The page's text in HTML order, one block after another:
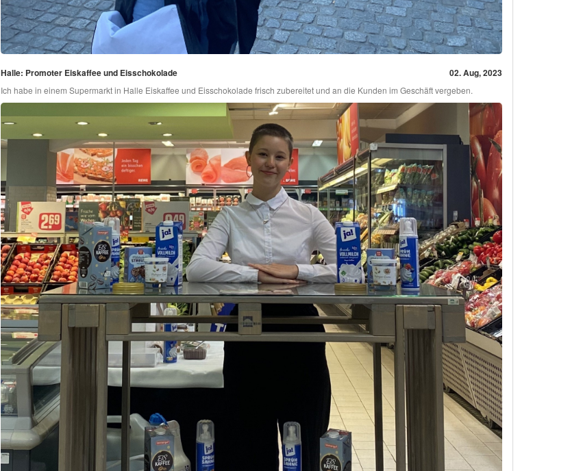
Halle: Promoter Eiskaffee und Eisschokolade 02. Aug, 2023
Ich habe in einem Supermarkt in Halle Eiskaffee und Eisschokolade frisch zubereitet und an die Kunden im Geschäft vergeben.